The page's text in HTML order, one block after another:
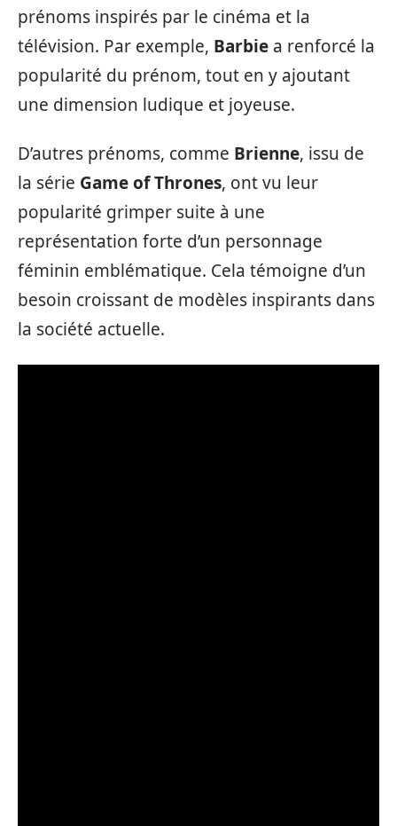
prénoms inspirés par le cinéma et la
télévision. Par exemple, Barbie a renforcé la
popularité du prénom, tout en y ajoutant
une dimension ludique et joyeuse.
D’autres prénoms, comme Brienne, issu de
la série Game of Thrones, ont vu leur
popularité grimper suite à une
représentation forte d’un personnage
féminin emblématique. Cela témoigne d’un
besoin croissant de modèles inspirants dans
la société actuelle.